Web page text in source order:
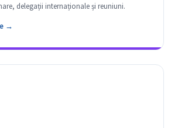
delegații internaționale și reuniuni.
→